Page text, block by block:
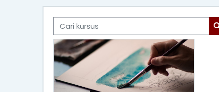
Cari kursus